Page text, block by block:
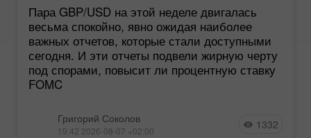
Пара GBP/USD на этой неделе двигалась
весьма спокойно, явно ожидая наиболее
важных отчетов, которые стали доступными
сегодня. И эти отчеты подвели жирную черту
под спорами, повысит ли процентную ставку
FOMC
Григорий Соколов
19:42 2026-08-07 +02:00 1332